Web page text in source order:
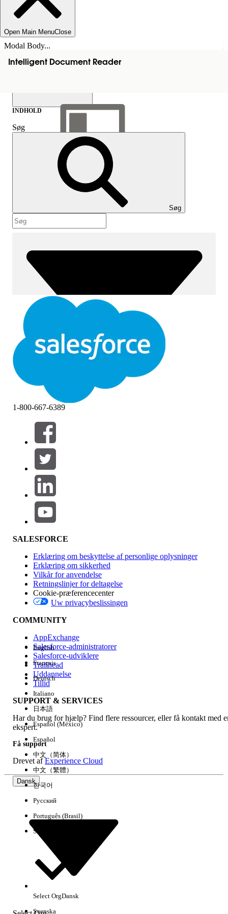
Open Main MenuClose
Modal Body...
Intelligent Document Reader
Vis indholdsfortegnelse
Indhold
INDHOLD
Søg
Søg
Filtre (0)
VÆLG FILTRE
Produktområde
Funktionspåvirkning
Version
Experience
Ryd alle Udført
Her er nogle søgetips
Kontroller stavemåden for dine søgeord.
1-800-667-6389
SALESFORCE
Erklæring om beskyttelse af personlige oplysninger
Erklæring om sikkerhed
Vilkår for anvendelse
Retningslinjer for deltagelse
Cookie-præferencecenter
Uw privacybeslissingen
COMMUNITY
AppExchange
Salesforce-administratorer
Salesforce-udviklere
Trailhead
Uddannelse
Tillid
SUPPORT & SERVICES
Har du brug for hjælp? Find flere ressourcer, eller få kontakt med
ekspert.
Få support
Drevet afExperience Cloud
Dansk
English
Français
Deutsch
Italiano
日本語
Español (México)
Español
中文（简体）
中文（繁體）
한국어
Русский
Português (Brasil)
Suomi
Select OrgDansk
Svenska